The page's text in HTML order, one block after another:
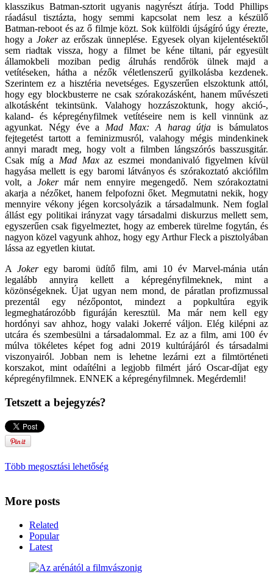
klasszikus Batman-sztorit ugyanis nagyrészt átírja. Todd Phillips
ráadásul tisztázta, hogy semmi kapcsolat nem lesz a készülő
Batman-reboot és az ő filmje közt. Sok külföldi újságíró úgy érezte,
hogy a Jokeraz erőszak ünneplése. Egyesek olyan kijelentésektől
sem riadtak vissza, hogy a filmet be kéne tiltani, pár egyesült
államokbeli moziban pedig álruhás rendőrök ülnek majd a
vetítéseken, hátha a nézők véletlenszerű gyilkolásba kezdenek.
Szerintem ez a hisztéria nevetséges. Egyszerűen elszoktunk attól,
hogy egy blockbusterre ne csak szórakozásként, hanem művészeti
alkotásként tekintsünk. Valahogy hozzászoktunk, hogy akció-,
kaland- és képregényfilmek vetítéseire nem is kell vinnünk az
agyunkat. Négy éve a Mad Max: A harag útjais bámulatos
fejtegetést tartott a feminizmusról, valahogy mégis mindenkinek
annyi maradt meg, hogy volt a filmben lángszórós basszusgitár.
Csak míg a Mad Maxaz eszmei mondanivaló figyelmen kívül
hagyása mellett is egy baromi látványos és szórakoztató akciófilm
volt, aJokermár nem ennyire megengedő. Nem szórakoztatni
akarja a nézőket, hanem felpofozni őket. Megmutatni nekik, hogy
mennyire vékony jégen korcsolyázik a társadalmunk. Nem foglal
állást egy politikai irányzat vagy társadalmi diskurzus mellett sem,
egyszerűen csak figyelmeztet, hogy az emberek türelme fogytán, és
nagyon közel vagyunk ahhoz, hogy egy Arthur Fleck a pisztolyában
lássa az egyetlen kiutat.
A Joker egy baromi üdítő film, ami 10 év Marvel-mánia után
legalább annyira kellett a képregényfilmeknek, mint a
közönségeknek. Újat ugyan nem mond, de páratlan profizmussal
prezentál egy nézőpontot, mindezt a popkultúra egyik
legmeghatározóbb figuráján keresztül. Ma már nem kell egy
hordónyi sav ahhoz, hogy valaki Jokerré váljon. Elég kilépni az
utcára és szembesülni a társadalommal. Ez az a film, ami 100 év
múlva tökéletes képet fog adni 2019 kultúrájáról és társadalmi
viszonyairól. Jobban nem is lehetne lezárni ezt a filmtörténeti
korszakot, mint odaítélni a legjobb filmért járó Oscar-díjat egy
képregényfilmnek. ENNEK a képregényfilmnek. Megérdemli!
Tetszett a bejegyzés?
Több megosztási lehetőség
More posts
Related
Popular
Latest